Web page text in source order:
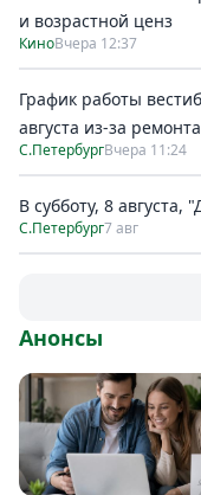
и возрастной ценз
КиноВчера 12:37
График работы
августа из-за
С.ПетербургВчера 11:24
В субботу, 8
С.Петербург7 авг
Анонсы